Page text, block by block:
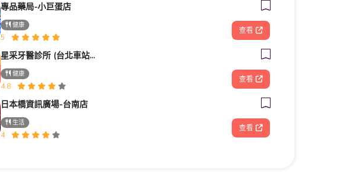
專品藥局-小巨蛋店
健康
5
查看
星采牙醫診所 (台北車站館前)
健康
4.8
查看
日本橋資訊廣場-台南店
生活
4
查看